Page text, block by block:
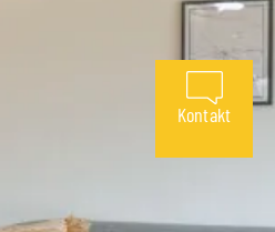
Kontakt